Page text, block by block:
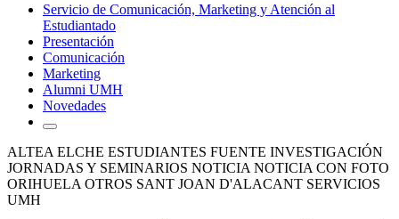
Servicio de Comunicación, Marketing y Atención al
Estudiantado
Presentación
Comunicación
Marketing
Alumni UMH
Novedades
ALTEA ELCHE ESTUDIANTES FUENTE INVESTIGACIÓN
JORNADAS Y SEMINARIOS NOTICIA NOTICIA CON FOTO
ORIHUELA OTROS SANT JOAN D'ALACANT SERVICIOS
UMH